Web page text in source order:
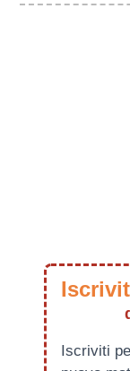
Iscriviti